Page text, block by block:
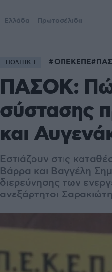
Ελλάδα Πρωτοσέλιδα
ΠΟΛΙΤΙΚΗ ΟΠΕΚΕΠΕ
ΠΑΣΟΚ: Πώς
σύστασης
και
Εστιάζουν στις
Βάρρα και Βαγγέλη
διερεύνησης των
ανεξάρτητοι